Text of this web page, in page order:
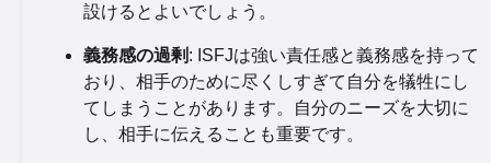
設けるとよいでしょう。
義務感の過剰 : ISFJは強い責任感と義務感を持って
おり、相手のために尽くしすぎて自分を犠牲にし
てしまうことがあります。自分のニーズを大切に
し、相手に伝えることも重要です。